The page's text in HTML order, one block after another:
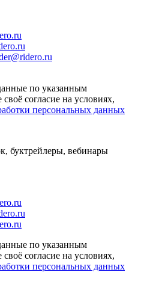
по указанным
согласие на условиях,
персональных данных
буктрейлеры, вебинары
по указанным
согласие на условиях,
персональных данных